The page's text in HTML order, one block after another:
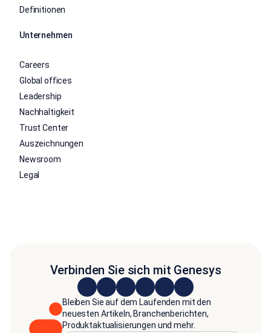
Definitionen
Unternehmen
Careers
Global offices
Leadership
Nachhaltigkeit
Trust Center
Auszeichnungen
Newsroom
Legal
Verbinden Sie sich mit Genesys
Bleiben Sie auf dem Laufenden mit den
neuesten Artikeln, Branchenberichten,
Produktaktualisierungen und mehr.